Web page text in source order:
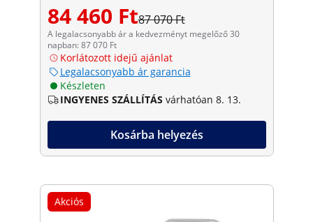
84 460 Ft87 070 Ft
A legalacsonyabb ár a kedvezményt megelőző 30
napban: 87 070 Ft
Korlátozott idejű ajánlat
Legalacsonyabb ár garancia
Készleten
INGYENES SZÁLLÍTÁS várhatóan 8. 13.
Kosárba helyezés
Akciós